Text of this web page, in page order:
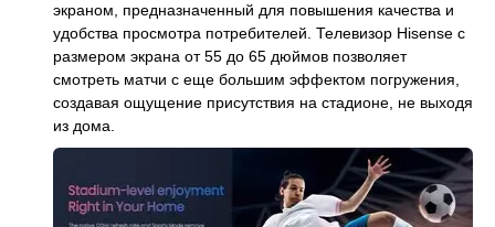
экраном, предназначенный для повышения качества и
удобства просмотра потребителей. Телевизор Hisense с
размером экрана от 55 до 65 дюймов позволяет
смотреть матчи с еще большим эффектом погружения,
создавая ощущение присутствия на стадионе, не выходя
из дома.